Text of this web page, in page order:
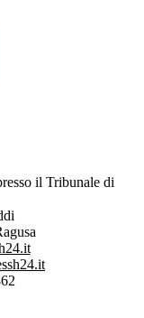
il Tribunale di